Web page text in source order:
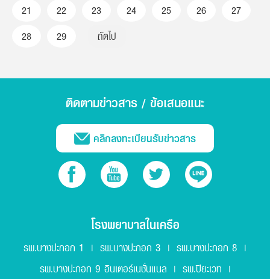
21
22 23 24 25 26
27
28
29 ถัดไป
ติดตามข่าวสาร / ข้อเสนอแนะ
คลิกลงทะเบียนรับข่าวสาร
โรงพยาบาลในเครือ
รพ.บางปะกอก 1 | รพ.บางปะกอก 3 | รพ.บางปะกอก 8 |
รพ.บางปะกอก 9 อินเตอร์เนชั่นแนล | รพ.ปิยะเวท |